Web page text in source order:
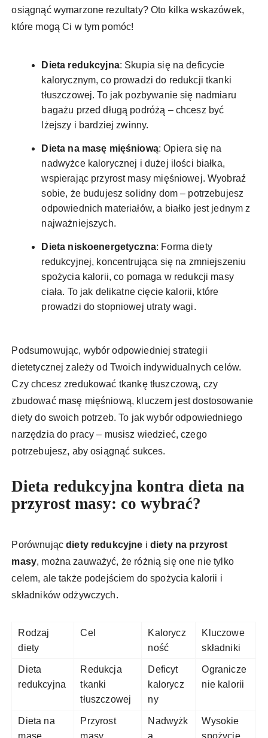
osiągnąć wymarzone rezultaty? Oto kilka wskazówek,
które mogą Ci w tym pomóc!
Dieta redukcyjna: Skupia się na deficycie
kalorycznym, co prowadzi do redukcji tkanki
tłuszczowej. To jak pozbywanie się nadmiaru
bagażu przed długą podróżą – chcesz być
lżejszy i bardziej zwinny.
Dieta na masę mięśniową: Opiera się na
nadwyżce kalorycznej i dużej ilości białka,
wspierając przyrost masy mięśniowej. Wyobraź
sobie, że budujesz solidny dom – potrzebujesz
odpowiednich materiałów, a białko jest jednym z
najważniejszych.
Dieta niskoenergetyczna: Forma diety
redukcyjnej, koncentrująca się na zmniejszeniu
spożycia kalorii, co pomaga w redukcji masy
ciała. To jak delikatne cięcie kalorii, które
prowadzi do stopniowej utraty wagi.
Podsumowując, wybór odpowiedniej strategii
dietetycznej zależy od Twoich indywidualnych celów.
Czy chcesz zredukować tkankę tłuszczową, czy
zbudować masę mięśniową, kluczem jest dostosowanie
diety do swoich potrzeb. To jak wybór odpowiedniego
narzędzia do pracy – musisz wiedzieć, czego
potrzebujesz, aby osiągnąć sukces.
Dieta redukcyjna kontra dieta na
przyrost masy: co wybrać?
Porównującdiety redukcyjne i diety na przyrost
masy, można zauważyć, że różnią się one nie tylko
celem, ale także podejściem do spożycia kalorii i
składników odżywczych.
Rodzaj
diety
Cel
Kalorycz
ność
Kluczowe
składniki
Dieta
redukcyjna
Redukcja
tkanki
tłuszczowej
Deficyt
kalorycz
ny
Ogranicze
nie kalorii
Dieta na
masę
Przyrost
masy
Nadwyżk
a
Wysokie
spożycie